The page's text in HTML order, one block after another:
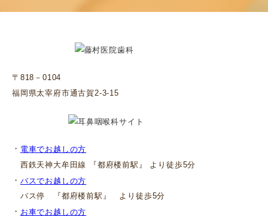
〒818－0104
福岡県太宰府市通古賀2-3-15
・ 電車でお越しの方
西鉄天神大牟田線 『都府楼前駅』 より徒歩5分
・ バスでお越しの方
バス停 『都府楼前駅』 より徒歩5分
・ お車でお越しの方